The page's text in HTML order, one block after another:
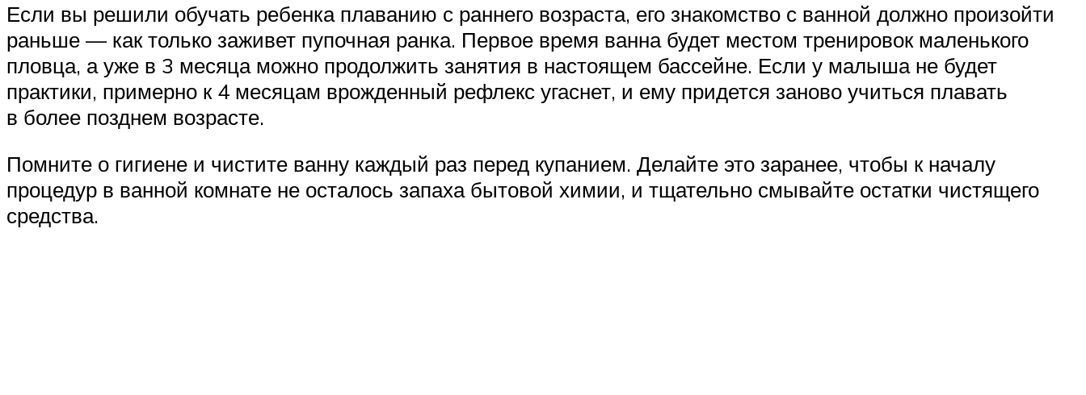
Если вы решили обучать ребенка плаванию с раннего возраста, его знакомство с ванной должно произойти
раньше — как только заживет пупочная ранка. Первое время ванна будет местом тренировок маленького
пловца, а уже в 3 месяца можно продолжить занятия в настоящем бассейне. Если у малыша не будет
практики, примерно к 4 месяцам врожденный рефлекс угаснет, и ему придется заново учиться плавать
в более позднем возрасте.
Помните о гигиене и чистите ванну каждый раз перед купанием. Делайте это заранее, чтобы к началу
процедур в ванной комнате не осталось запаха бытовой химии, и тщательно смывайте остатки чистящего
средства.